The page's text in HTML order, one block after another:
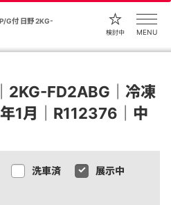
G付 日野 2KG-
検討中 MENU
2KG-FD2ABG｜冷凍
1月｜R112376｜中
洗車済
展示中